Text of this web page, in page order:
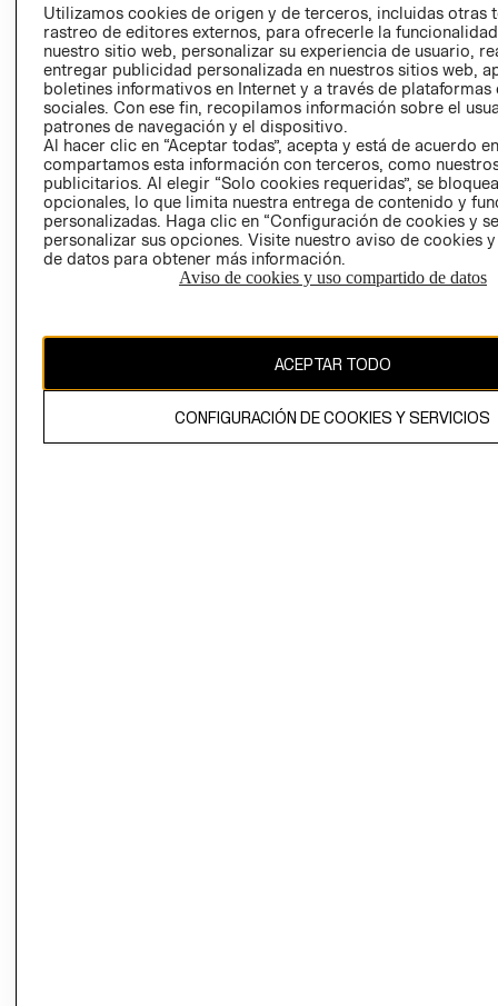
RELACIÓN CON
INVERSIONISTAS
POLÍTICA
EMPRESARIAL
- RETIRO EN
TIENDA
TÉRMINOS Y
CONDICIONES
AVISO DE
PRIVACIDAD
GIFT CARD
AVISO DE
COOKIES
CAMBIAR REGIÓN
Utilizamos cookies de origen y de terceros, incluidas otras
rastreo de editores externos, para ofrecerle la
nuestro sitio web, personalizar su experiencia de usuario,
entregar publicidad personalizada en nuestros sitios web,
boletines informativos en Internet y a través de plataformas
sociales. Con ese fin, recopilamos información sobre el
patrones de navegación y el dispositivo.
Al hacer clic en “Aceptar todas”, acepta y está de acuerdo
compartamos esta información con terceros, como
publicitarios. Al elegir “Solo cookies requeridas”, se
opcionales, lo que limita nuestra entrega de contenido y
personalizadas. Haga clic en “Configuración de cookies y
personalizar sus opciones. Visite nuestro aviso de cookies
de datos para obtener más información.
Aviso de cookies y uso compartido de datos
ACEPTAR TODO
CONFIGURACIÓN DE COOKIES Y SERVICIOS